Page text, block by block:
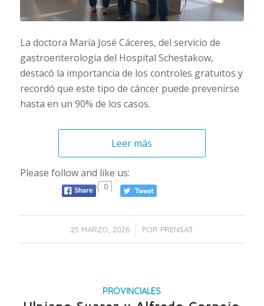
La doctora María José Cáceres, del servicio de
gastroenterología del Hospital Schestakow,
destacó la importancia de los controles gratuitos y
recordó que este tipo de cáncer puede prevenirse
hasta en un 90% de los casos.
Leer más
Please follow and like us:
0
25 MARZO, 2026
/ POR PRENSA3
PROVINCIALES